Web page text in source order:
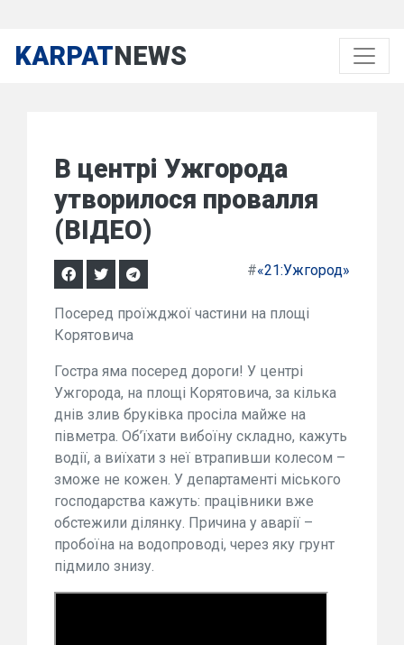
KARPATNEWS
В центрі Ужгорода
утворилося провалля
(ВІДЕО)
#«21:Ужгород»
Посеред проїжджої частини на площі
Корятовича
Гостра яма посеред дороги! У центрі
Ужгорода, на площі Корятовича, за кілька
днів злив бруківка просіла майже на
півметра. Об’їхати вибоїну складно, кажуть
водії, а виїхати з неї втрапивши колесом –
зможе не кожен. У департаменті міського
господарства кажуть: працівники вже
обстежили ділянку. Причина у аварії –
пробоїна на водопроводі, через яку грунт
підмило знизу.